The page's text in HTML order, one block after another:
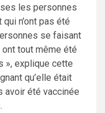
les personnes
n’ont pas été
se faisant
tout même été
», explique cette
qu’elle était
avoir été vaccinée